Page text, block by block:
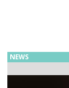
ロジェ・デュ
スカリバー モ
NEWS